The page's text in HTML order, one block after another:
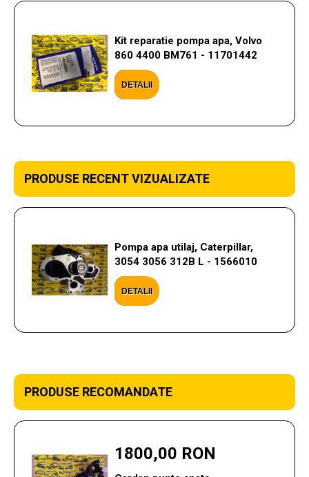
Kit reparatie pompa apa, Volvo
860 4400 BM761 - 11701442
DETALII
PRODUSE RECENT VIZUALIZATE
Pompa apa utilaj, Caterpillar,
3054 3056 312B L - 1566010
DETALII
PRODUSE RECOMANDATE
1800,00 RON